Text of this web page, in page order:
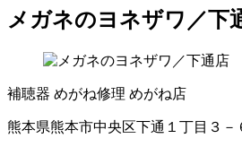
メガネのヨネザワ／下
補聴器 めがね修理 めがね店
熊本県熊本市中央区下通１丁目３－